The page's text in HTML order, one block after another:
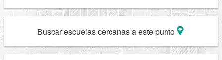
Buscar escuelas cercanas a este punto